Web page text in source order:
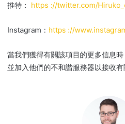
推特： https ://twitter.com/
Instagram： https ://
當我們獲得有關該項目的更多信息
並加入他們的不和諧服務器以接收有